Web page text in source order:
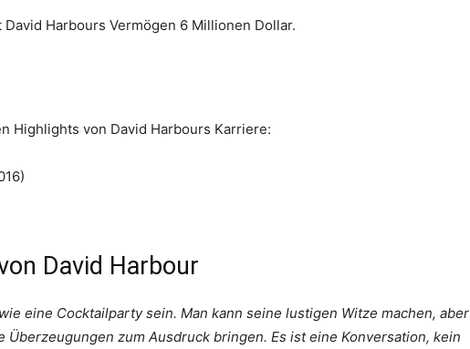
Harbours Vermögen 6 Millionen Dollar.
Highlights von David Harbours Karriere:
David Harbour
eine Cocktailparty sein. Man kann seine lustigen Witze machen, aber
Überzeugungen zum Ausdruck bringen. Es ist eine Konversation, kein